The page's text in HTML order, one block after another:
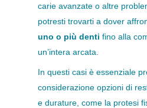
carie avanzate o altre
potresti trovarti a dover
uno o più denti fino alla
un’intera arcata.
In questi casi è essenziale
considerazione opzioni di
e durature, come la protesi